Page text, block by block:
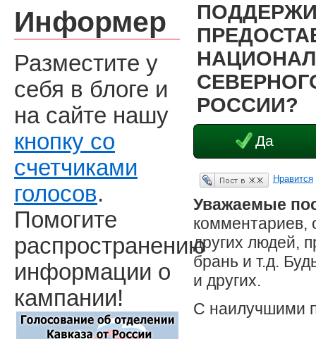
РОССИИ?
Да
Опубликовать в ЖЖ Нравится
Уважаемые
комментариев,
других людей,
брань и т.д.
и других.
С наилучшими
Информер
Разместите у
себя в блоге и
на сайте нашу
кнопку со
счетчиками
голосов.
Помогите
распространению
информации о
кампании!